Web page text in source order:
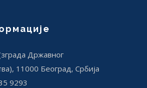
Државног
11000 Београд, Србија
9293